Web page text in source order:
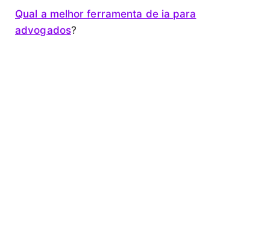
Qual a melhor ferramenta de ia para
advogados?